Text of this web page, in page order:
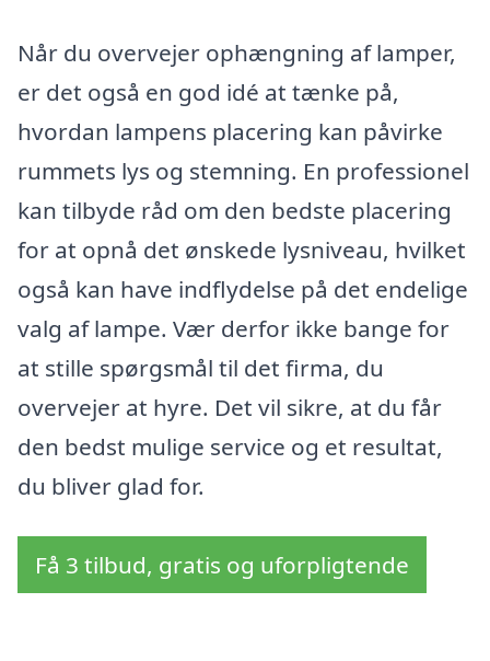
Når du overvejer ophængning af lamper,
er det også en god idé at tænke på,
hvordan lampens placering kan påvirke
rummets lys og stemning. En professionel
kan tilbyde råd om den bedste placering
for at opnå det ønskede lysniveau, hvilket
også kan have indflydelse på det endelige
valg af lampe. Vær derfor ikke bange for
at stille spørgsmål til det firma, du
overvejer at hyre. Det vil sikre, at du får
den bedst mulige service og et resultat,
du bliver glad for.
Få 3 tilbud, gratis og uforpligtende